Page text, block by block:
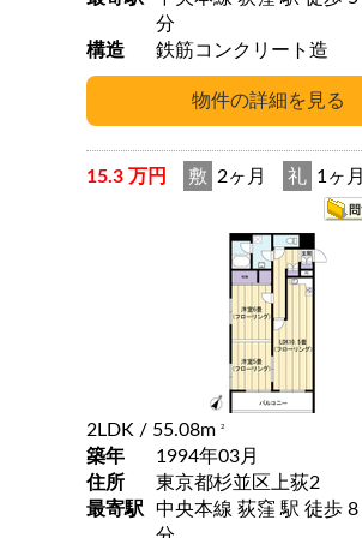
分
構造
鉄筋コンクリート造
15.3 万円 敷 2ヶ月 礼 1ヶ月
2LDK / 55.08m 2
築年
1994年03月
住所
東京都杉並区上荻2
最寄駅
中央本線 荻窪 駅 徒歩 8